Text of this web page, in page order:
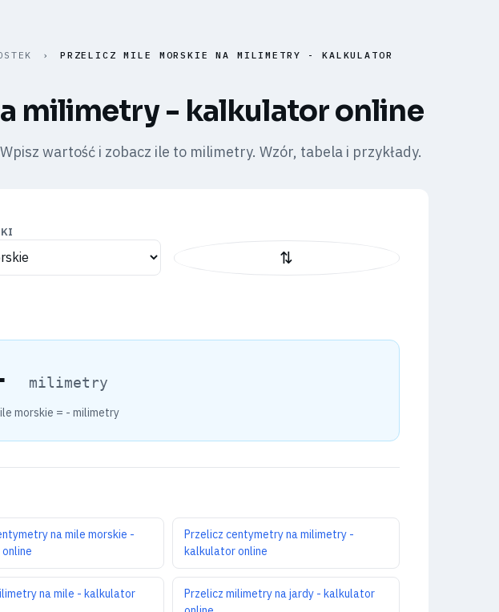
›
PRZELICZ MILE MORSKIE NA MILIMETRY - KALKULATOR
milimetry - kalkulator online
wartość i zobacz ile to milimetry. Wzór, tabela i przykłady.
⇅
milimetry
morskie = - milimetry
na mile morskie -
Przelicz centymetry na milimetry -
kalkulator online
na mile - kalkulator
Przelicz milimetry na jardy - kalkulator